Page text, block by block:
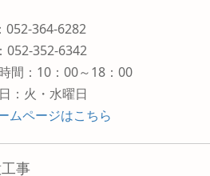
052-364-6282
052-352-6342
間：10：00～18：00
：火・水曜日
ムページはこちら
事